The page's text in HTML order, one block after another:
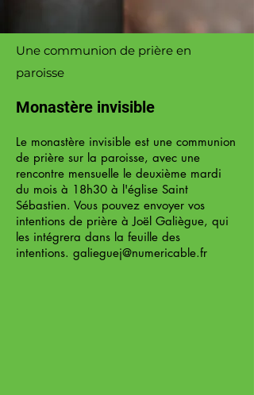
Une communion de prière en
paroisse
Monastère invisible
Le monastère invisible est une communion
de prière sur la paroisse, avec une
rencontre mensuelle le deuxième mardi
du mois à 18h30 à l'église Saint
Sébastien. Vous pouvez envoyer vos
intentions de prière à Joël Galiègue, qui
les intégrera dans la feuille des
intentions. galieguej@numericable.fr